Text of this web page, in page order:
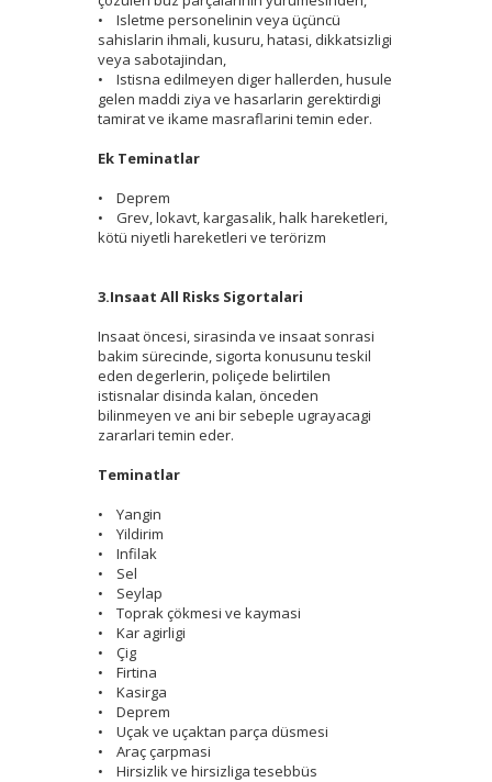
• Isletme personelinin veya üçüncü
sahislarin ihmali, kusuru, hatasi, dikkatsizligi
veya sabotajindan,
• Istisna edilmeyen diger hallerden, husule
gelen maddi ziya ve hasarlarin gerektirdigi
tamirat ve ikame masraflarini temin eder.
Ek Teminatlar
• Deprem
• Grev, lokavt, kargasalik, halk hareketleri,
kötü niyetli hareketleri ve terörizm
3.Insaat All Risks Sigortalari
Insaat öncesi, sirasinda ve insaat sonrasi
bakim sürecinde, sigorta konusunu teskil
eden degerlerin, poliçede belirtilen
istisnalar disinda kalan, önceden
bilinmeyen ve ani bir sebeple ugrayacagi
zararlari temin eder.
Teminatlar
• Yangin
• Yildirim
• Infilak
• Sel
• Seylap
• Toprak çökmesi ve kaymasi
• Kar agirligi
• Çig
• Firtina
• Kasirga
• Deprem
• Uçak ve uçaktan parça düsmesi
• Araç çarpmasi
• Hirsizlik ve hirsizliga tesebbüs